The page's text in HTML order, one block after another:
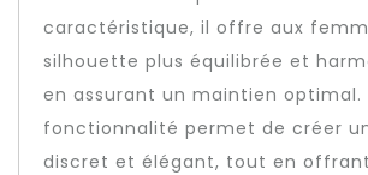
caractéristique, il offre aux
silhouette plus équilibrée et
en assurant un maintien optimal.
fonctionnalité permet de créer
discret et élégant, tout en